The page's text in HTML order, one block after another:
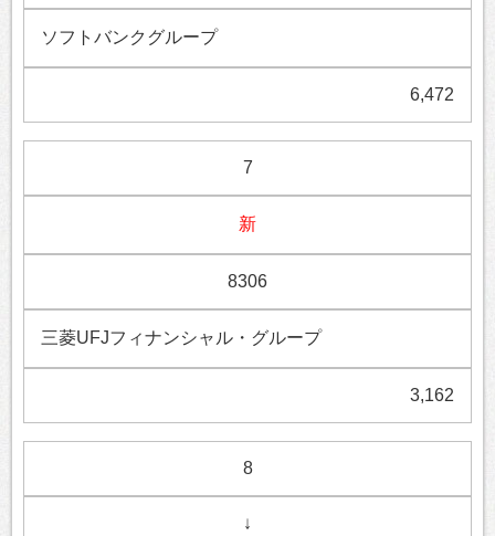
ソフトバンクグループ
6,472
7
新
8306
三菱UFJフィナンシャル・グループ
3,162
8
↓